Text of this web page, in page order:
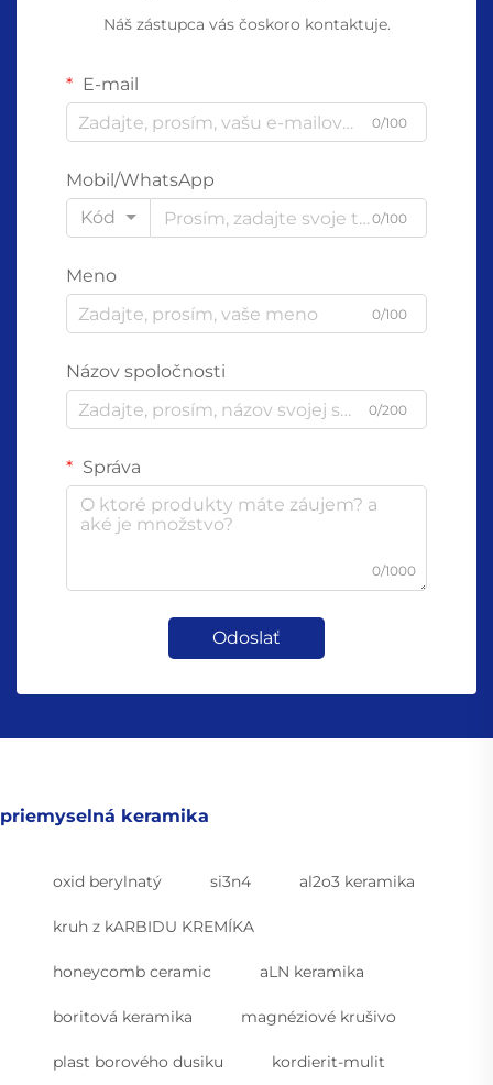
Náš zástupca vás čoskoro kontaktuje.
E-mail
0/100
Mobil/WhatsApp
Kód
0/100
Meno
0/100
Názov spoločnosti
0/200
Správa
0/1000
Odoslať
priemyselná keramika
oxid berylnatý si3n4 al2o3 keramika
kruh z kARBIDU KREMÍKA
honeycomb ceramic aLN keramika
boritová keramika magnéziové krušivo
plast borového dusiku kordierit-mulit